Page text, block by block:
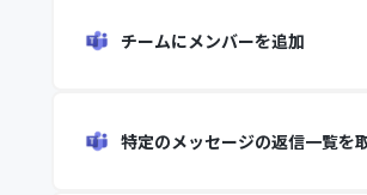
チームにメンバーを追加
特定のメッセージの返信一覧を